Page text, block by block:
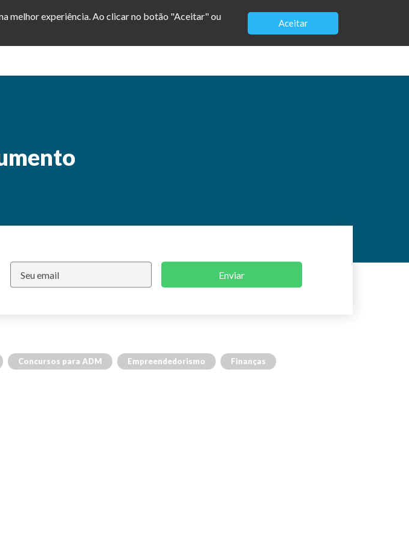
melhor experiência. Ao clicar no botão "Aceitar" ou
Aceitar
Vagas Contato
Enviar
Concursos para ADM Empreendedorismo Finanças